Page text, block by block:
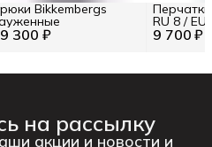
300 ₽
Bikkembergs
9 700 ₽
RU 8 / EU
на рассылку
акции и новости и